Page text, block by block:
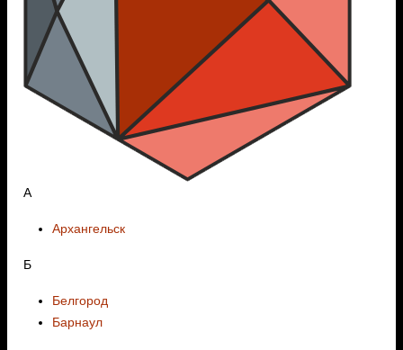
А
Архангельск
Б
Белгород
Барнаул